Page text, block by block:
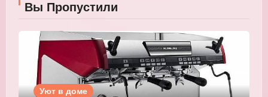
Вы Пропустили
Уют в доме